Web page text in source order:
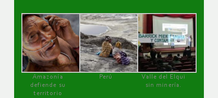
Amazonía
defiende su
territorio
Perú
Valle del Elqui
sin minería.